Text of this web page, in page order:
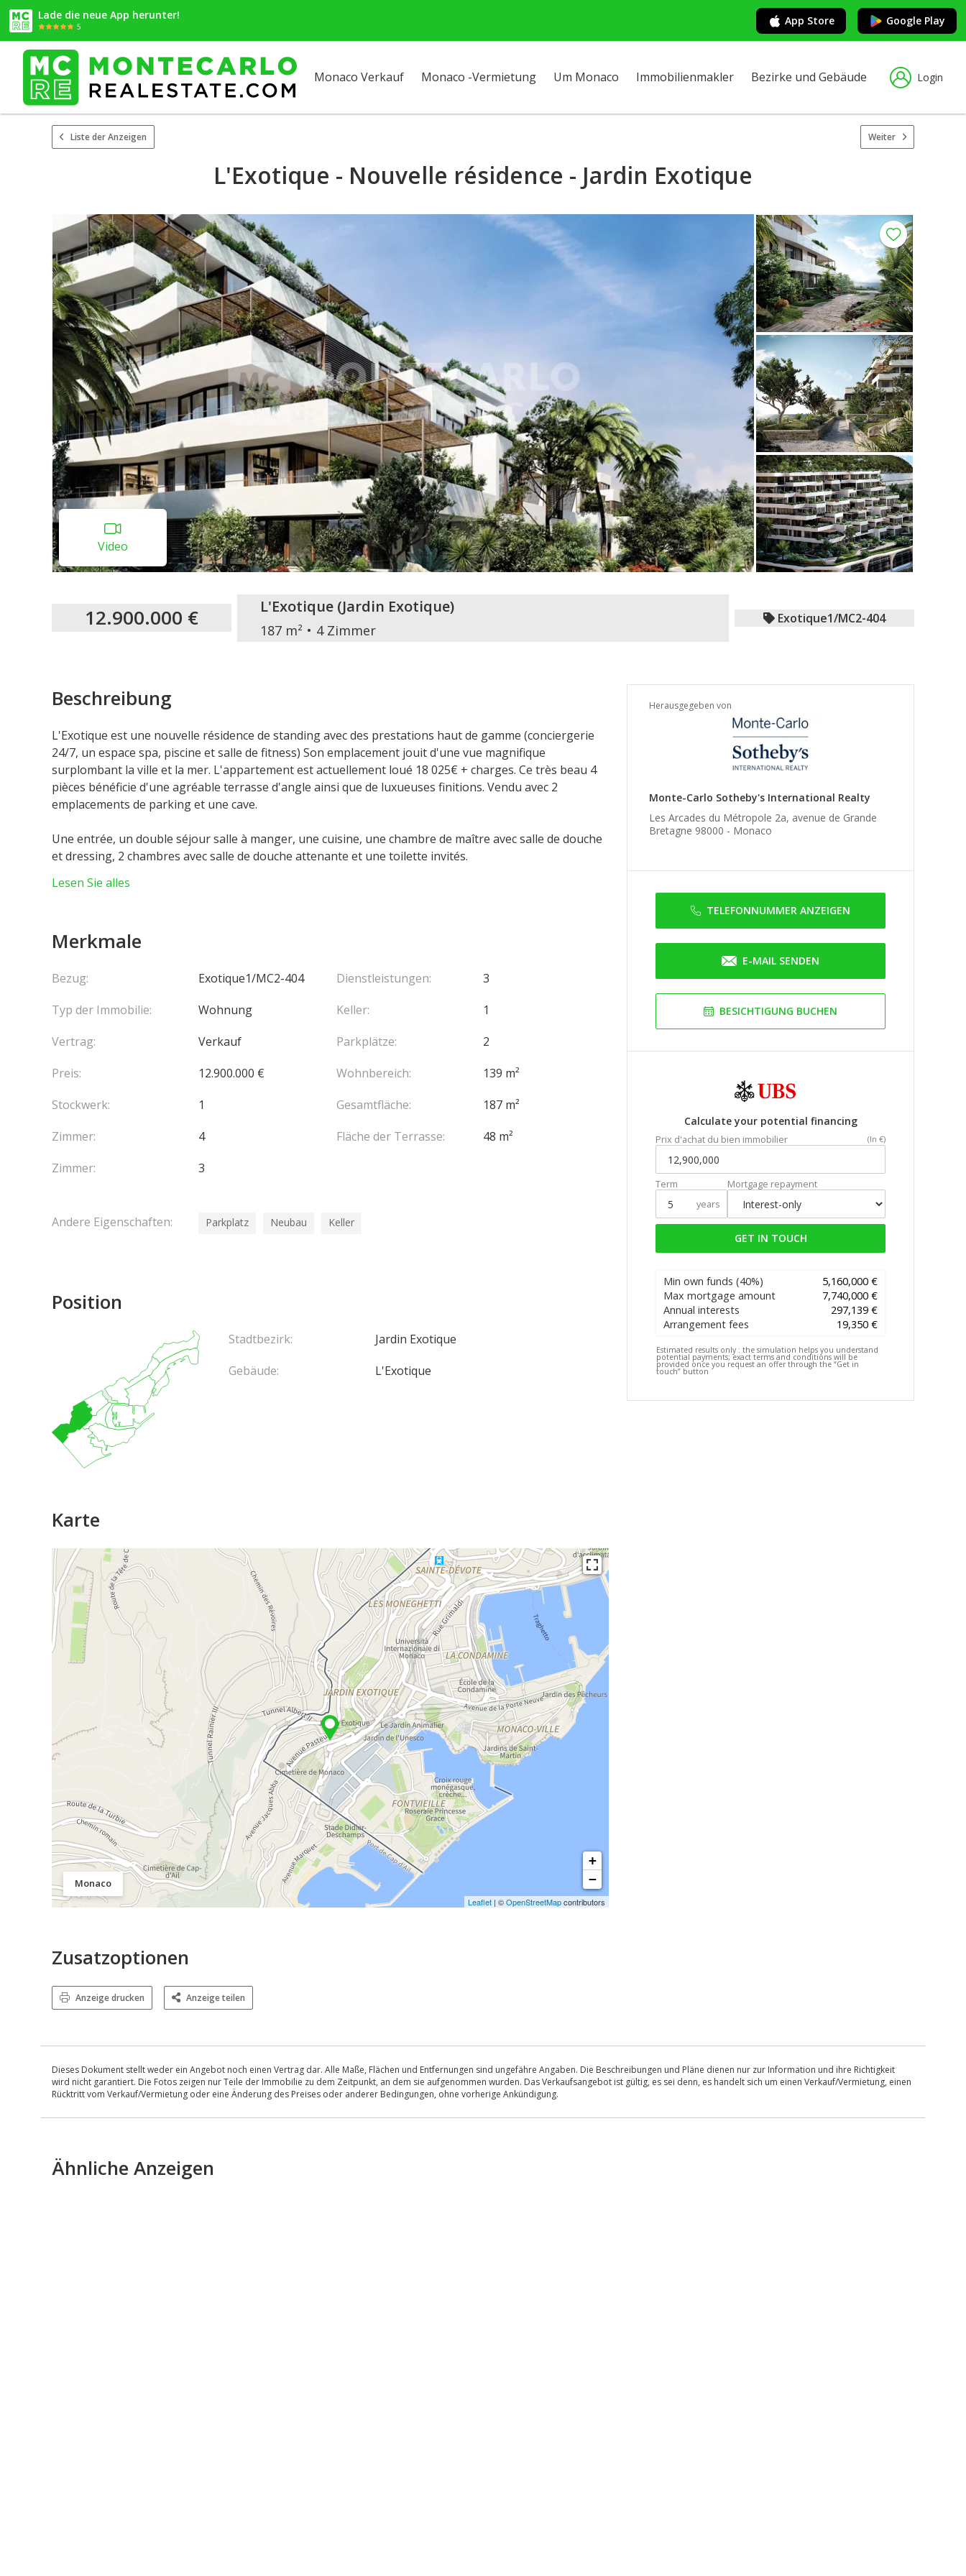
Lade die neue App herunter!
5 App Store Google Play
Monaco Verkauf Monaco -Vermietung Um Monaco Immobilienmakler Bezirke und Gebäude Login
Liste der Anzeigen Weiter
L'Exotique - Nouvelle résidence - Jardin Exotique
Video
12.900.000 € L'Exotique (Jardin Exotique)
187 m² 4 Zimmer
Exotique1/MC2-404
Herausgegeben von
Monte-Carlo Sotheby's International Realty
Les Arcades du Métropole 2a, avenue de Grande
Bretagne 98000 - Monaco
TELEFONNUMMER ANZEIGEN
E-MAIL SENDEN
BESICHTIGUNG BUCHEN
Calculate your potential financing
Prix d'achat du bien immobilier (In €)
Term
years
Mortgage repayment
GET IN TOUCH
Min own funds (40%)
5,160,000 €
Max mortgage amount
7,740,000 €
Annual interests
297,139 €
Arrangement fees
19,350 €
Estimated results only : the simulation helps you understand
potential payments; exact terms and conditions will be
provided once you request an offer through the “Get in
touch” button
Beschreibung
L'Exotique est une nouvelle résidence de standing avec des prestations haut de gamme (conciergerie
24/7, un espace spa, piscine et salle de fitness) Son emplacement jouit d'une vue magnifique
surplombant la ville et la mer. L'appartement est actuellement loué 18 025€ + charges. Ce très beau 4
pièces bénéficie d'une agréable terrasse d'angle ainsi que de luxueuses finitions. Vendu avec 2
emplacements de parking et une cave.
Une entrée, un double séjour salle à manger, une cuisine, une chambre de maître avec salle de douche
et dressing, 2 chambres avec salle de douche attenante et une toilette invités.
Lesen Sie alles
Merkmale
Bezug:
Exotique1/MC2-404
Typ der Immobilie:
Wohnung
Vertrag:
Verkauf
Preis:
12.900.000 €
Stockwerk:
1
Zimmer:
4
Zimmer:
3
Dienstleistungen:
3
Keller:
1
Parkplätze:
2
Wohnbereich:
139 m²
Gesamtfläche:
187 m²
Fläche der Terrasse:
48 m²
Andere Eigenschaften: Parkplatz Neubau Keller
Position
Stadtbezirk:
Jardin Exotique
Gebäude:
L'Exotique
Karte
Monaco
+
−
Leaflet | ©OpenStreetMapcontributors
Zusatzoptionen
Anzeige drucken Anzeige teilen
Dieses Dokument stellt weder ein Angebot noch einen Vertrag dar. Alle Maße, Flächen und Entfernungen sind ungefähre Angaben. Die Beschreibungen und Pläne dienen nur zur Information und ihre Richtigkeit
wird nicht garantiert. Die Fotos zeigen nur Teile der Immobilie zu dem Zeitpunkt, an dem sie aufgenommen wurden. Das Verkaufsangebot ist gültig, es sei denn, es handelt sich um einen Verkauf/Vermietung, einen
Rücktritt vom Verkauf/Vermietung oder eine Änderung des Preises oder anderer Bedingungen, ohne vorherige Ankündigung.
Ähnliche Anzeigen